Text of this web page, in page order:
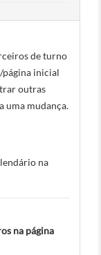
de turno
página inicial
outras
uma mudança.
na
na página